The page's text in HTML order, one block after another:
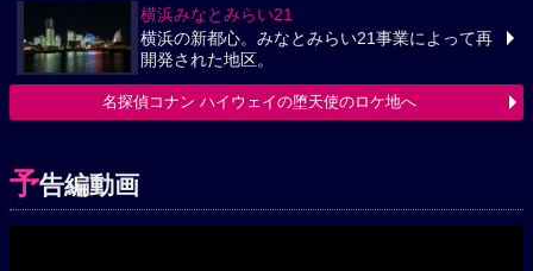
横浜みなとみらい21
横浜の新都心。みなとみらい21事業によって再
開発された地区。
名探偵コナン ハイウェイの堕天使のロケ地へ
予告編動画